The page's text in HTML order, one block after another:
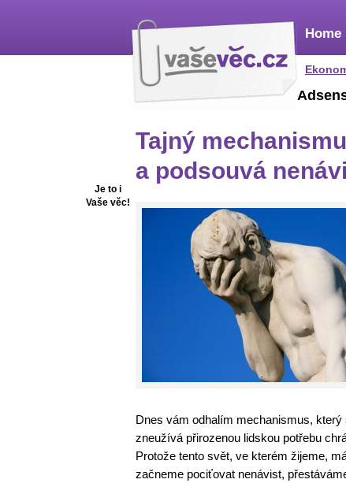
Home
Je to i
Vaše věc!
Tajný
a podsouvá
Dnes vám odhalím mechanismus,
zneužívá přirozenou lidskou potřebu
Protože tento svět, ve kterém žijeme,
začneme pociťovat nenávist,